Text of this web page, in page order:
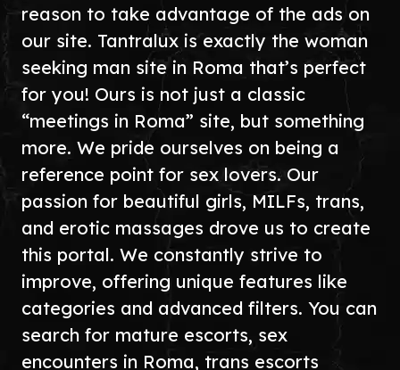
reason to take advantage of the ads on
our site. Tantralux is exactly the woman
seeking man site in Roma that’s perfect
for you! Ours is not just a classic
“meetings in Roma” site, but something
more. We pride ourselves on being a
reference point for sex lovers. Our
passion for beautiful girls, MILFs, trans,
and erotic massages drove us to create
this portal. We constantly strive to
improve, offering unique features like
categories and advanced filters. You can
search for mature escorts, sex
encounters in Roma, trans escorts